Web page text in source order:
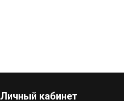
Личный кабинет